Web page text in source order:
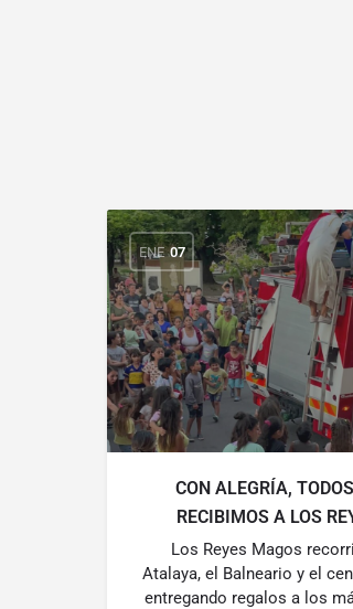
ENE 07
CON ALEGRÍA,
RECIBIMOS A LOS
Los Reyes Magos
Atalaya, el Balneario y el
entregando regalos a los